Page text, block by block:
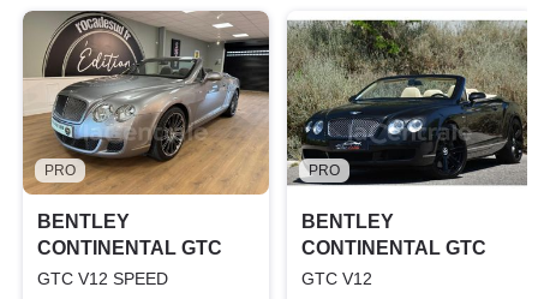
PRO
BENTLEY
CONTINENTAL GTC
GTC V12 SPEED
PRO
BENTLEY
CONTINENTAL GTC
GTC V12